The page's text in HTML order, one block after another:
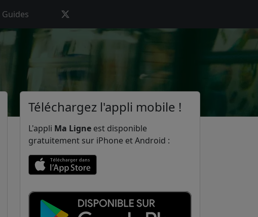
Guides
Téléchargez l'appli mobile !
L'appli Ma Ligne est disponible
gratuitement sur iPhone et Android :